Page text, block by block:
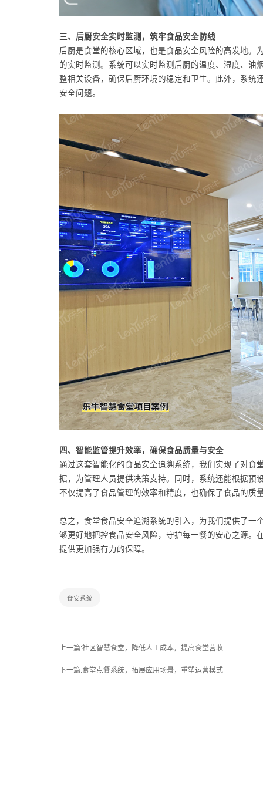
三、后厨安全实时监测，筑牢食品安全防线
后厨是食堂的核心区域，也是食品安全风险的高发地。
的实时监测。系统可以实时监测后厨的温度、湿度、油
整相关设备，确保后厨环境的稳定和卫生。此外，系统
安全问题。
四、智能监管提升效率，确保食品质量与安全
通过这套智能化的食品安全追溯系统，我们实现了对食
据，为管理人员提供决策支持。同时，系统还能根据预
不仅提高了食品管理的效率和精度，也确保了食品的质
总之，食堂食品安全追溯系统的引入，为我们提供了一
够更好地把控食品安全风险，守护每一餐的安心之源。
提供更加强有力的保障。
食安系统
上一篇:社区智慧食堂，降低人工成本，提高食堂营收
下一篇:食堂点餐系统，拓展应用场景，重塑运营模式